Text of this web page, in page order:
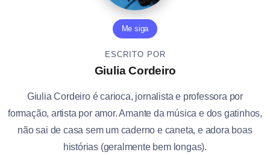
Me siga
ESCRITO POR
Giulia Cordeiro
Giulia Cordeiro é carioca, jornalista e professora por
formação, artista por amor. Amante da música e dos gatinhos,
não sai de casa sem um caderno e caneta, e adora boas
histórias (geralmente bem longas).